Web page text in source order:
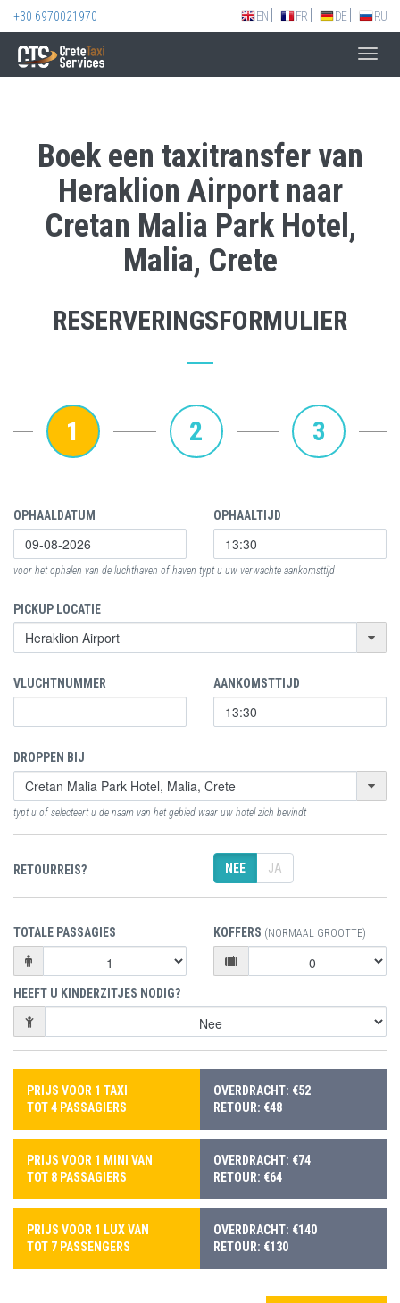
+30 6970021970 EN FR DE RU
Boek een taxitransfer van
Heraklion Airport naar
Cretan Malia Park Hotel,
Malia, Crete
RESERVERINGSFORMULIER
1 2 3
OPHAALDATUM OPHAALTIJD
voor het ophalen van de luchthaven of haven typt u uw verwachte aankomsttijd
PICKUP LOCATIE
VLUCHTNUMMER AANKOMSTTIJD
DROPPEN BIJ
typt u of selecteert u de naam van het gebied waar uw hotel zich bevindt
RETOURREIS? NEE JA
TOTALE PASSAGIES KOFFERS (NORMAAL GROOTTE)
HEEFT U KINDERZITJES NODIG?
PRIJS VOOR 1 TAXI
TOT 4 PASSAGIERS
OVERDRACHT: €52
RETOUR: €48
PRIJS VOOR 1 MINI VAN
TOT 8 PASSAGIERS
OVERDRACHT: €74
RETOUR: €64
PRIJS VOOR 1 LUX VAN
TOT 7 PASSENGERS
OVERDRACHT: €140
RETOUR: €130